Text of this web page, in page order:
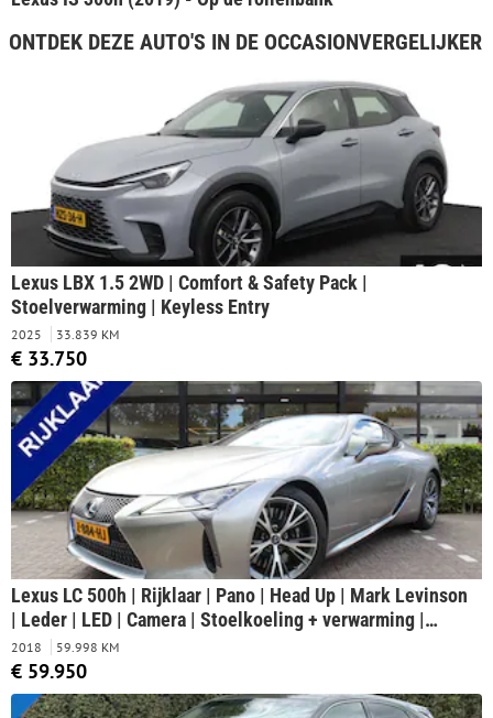
ONTDEK DEZE AUTO'S IN DE OCCASIONVERGELIJKER
Lexus LBX 1.5 2WD | Comfort & Safety Pack |
Stoelverwarming | Keyless Entry
2025 33.839 KM
€ 33.750
Lexus LC 500h | Rijklaar | Pano | Head Up | Mark Levinson
| Leder | LED | Camera | Stoelkoeling + verwarming |
Memory
2018 59.998 KM
€ 59.950